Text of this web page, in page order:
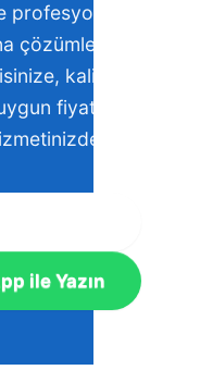
profesyonel
çözümleri.
kaliteli
fiyat
ile Yazın